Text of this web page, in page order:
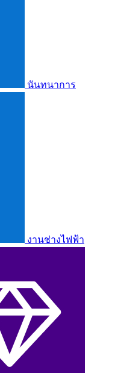
นันทนาการ
งานช่างไฟฟ้า